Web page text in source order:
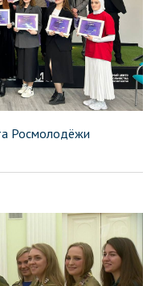
Росмолодёжи